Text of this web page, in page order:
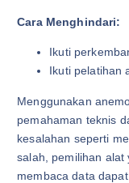
Cara Menghindari:
Ikuti
Ikuti pelatihan
Menggunakan
pemahaman teknis
kesalahan seperti
salah, pemilihan alat
membaca data